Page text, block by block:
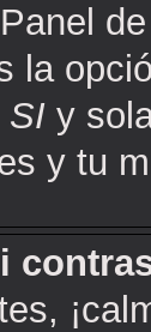
la
SI y
y tu